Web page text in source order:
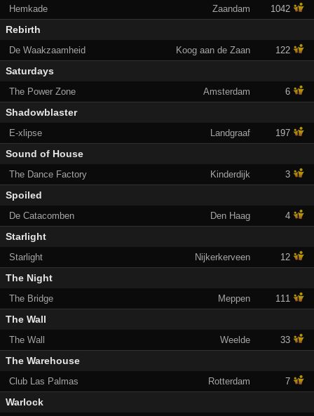
Hemkade Zaandam 1042
Rebirth
De Waakzaamheid Koog aan de Zaan 122
Saturdays
The Power Zone Amsterdam 6
Shadowblaster
E-xlipse Landgraaf 197
Sound of House
The Dance Factory Kinderdijk 3
Spoiled
De Catacomben Den Haag 4
Starlight
Starlight Nijkerkerveen 12
The Night
The Bridge Meppen 111
The Wall
The Wall Weelde 33
The Warehouse
Club Las Palmas Rotterdam 7
Warlock